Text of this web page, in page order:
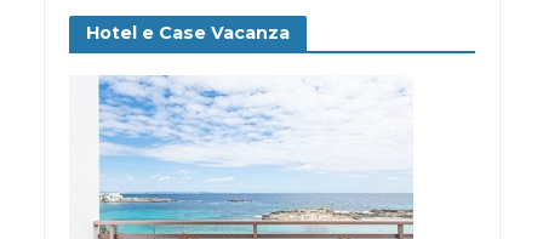
Hotel e Case Vacanza